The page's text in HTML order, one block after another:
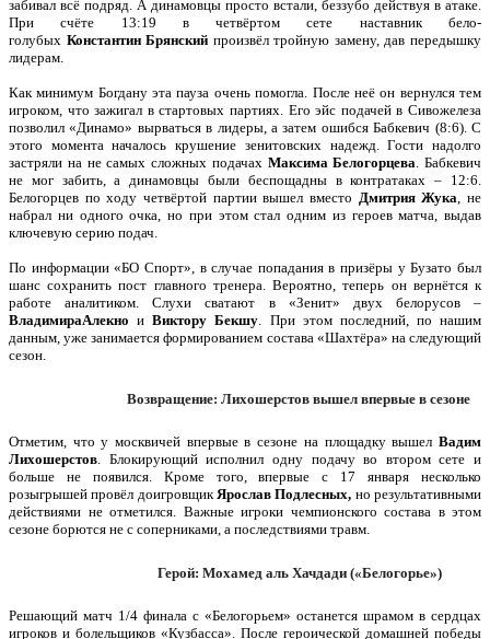
забивал всё подряд. А динамовцы просто встали, беззубо действуя в атаке.
При счёте 13:19 в четвёртом сете наставник бело-
голубых КонстантинБрянский произвёл тройную замену, дав передышку
лидерам.
Как минимум Богдану эта пауза очень помогла. После неё он вернулся тем
игроком, что зажигал в стартовых партиях. Его эйс подачей в Сивожелеза
позволил «Динамо» вырваться в лидеры, а затем ошибся Бабкевич (8:6). С
этого момента началось крушение зенитовских надежд. Гости надолго
застряли на не самых сложных подачах Максима Белогорцева. Бабкевич
не мог забить, а динамовцы были беспощадны в контратаках – 12:6.
Белогорцев по ходу четвёртой партии вышел вместо Дмитрия Жука, не
набрал ни одного очка, но при этом стал одним из героев матча, выдав
ключевую серию подач.
По информации «БО Спорт», в случае попадания в призёры у Бузато был
шанс сохранить пост главного тренера. Вероятно, теперь он вернётся к
работе аналитиком. Слухи сватают в «Зенит» двух белорусов –
ВладимираАлекно иВиктору Бекшу. При этом последний, по нашим
данным, уже занимается формированием состава «Шахтёра» на следующий
сезон.
Возвращение: Лихошерстов вышел впервые в сезоне
Отметим, что у москвичей впервые в сезоне на площадку вышел Вадим
Лихошерстов. Блокирующий исполнил одну подачу во втором сете и
больше не появился. Кроме того, впервые с 17 января несколько
розыгрышей провёл доигровщикЯрослав Подлесных, но результативными
действиями не отметился. Важные игроки чемпионского состава в этом
сезоне борются не с соперниками, а последствиями травм.
Герой: Мохамед аль Хачдади («Белогорье»)
Решающий матч 1/4 финала с «Белогорьем» останется шрамом в сердцах
игроков и болельщиков «Кузбасса». После героической домашней победы